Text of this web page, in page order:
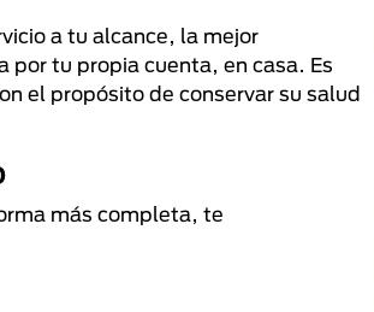
a tu alcance, la mejor
por tu propia cuenta, en casa. Es
el propósito de conservar su salud
más completa, te